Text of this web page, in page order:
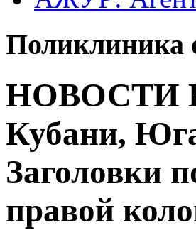
Поликлиника
НОВОСТИ
Кубани,
Заголовки
правой